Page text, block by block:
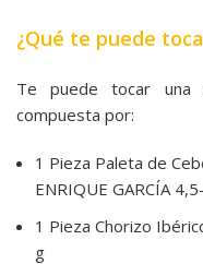
¿Qué te puede
Te puede tocar
compuesta por:
1 Pieza Paleta de
ENRIQUE GARCÍA
1 Pieza Chorizo
g